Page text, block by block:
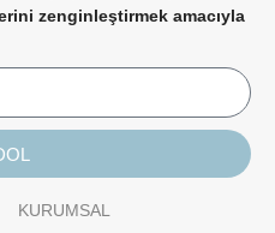
zenginleştirmek amacıyla
KURUMSAL